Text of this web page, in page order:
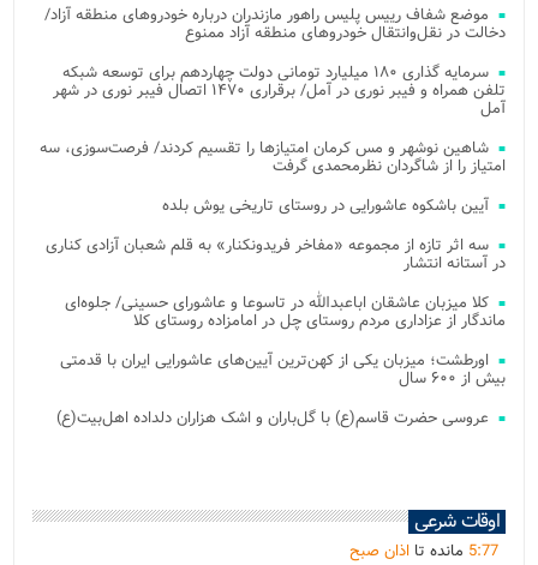
موضع شفاف رییس پلیس راهور مازندران درباره خودروهای منطقه آزاد/
دخالت در نقل‌وانتقال خودروهای منطقه آزاد ممنوع
سرمایه گذاری ۱۸۰ میلیارد تومانی دولت چهاردهم برای توسعه شبکه
تلفن همراه و فیبر نوری در آمل/ برقراری ۱۴۷۰ اتصال فیبر نوری در شهر
آمل
شاهین نوشهر و مس کرمان امتیازها را تقسیم کردند/ فرصت‌سوزی، سه
امتیاز را از شاگردان نظرمحمدی گرفت
آیین باشکوه عاشورایی در روستای تاریخی یوش بلده
سه اثر تازه از مجموعه «مفاخر فریدونکنار» به قلم شعبان آزادی کناری
در آستانه انتشار
کلا میزبان عاشقان اباعبدالله در تاسوعا و عاشورای حسینی/ جلوه‌ای
ماندگار از عزاداری مردم روستای چل در امامزاده روستای کلا
اورطشت؛ میزبان یکی از کهن‌ترین آیین‌های عاشورایی ایران با قدمتی
بیش از ۶۰۰ سال
عروسی حضرت قاسم(ع) با گل‌باران و اشک هزاران دلداده اهل‌بیت(ع)
اوقات شرعی
5:77 مانده تا اذان صبح